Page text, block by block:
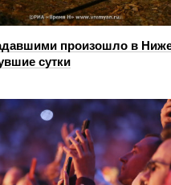
произошло в
сутки